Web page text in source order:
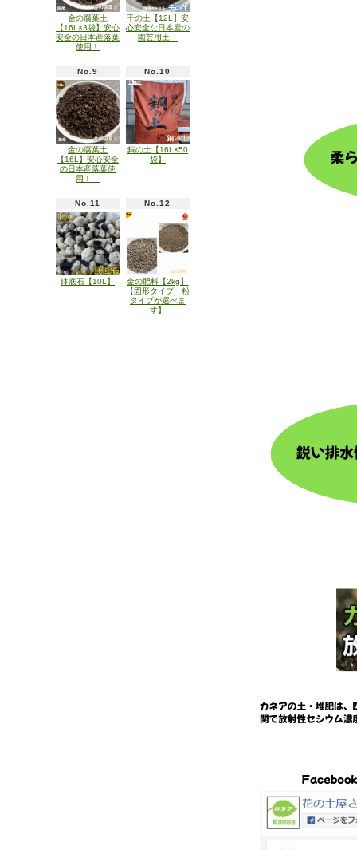
金の腐葉土
【16L×3袋】安心
安全の日本産落葉
使用！
千の土【12L】安
心安全な日本産の
園芸用土
No.9
金の腐葉土
【16L】安心安全
の日本産落葉使
用！
No.10
銅の土【16L×50
袋】
No.11
鉢底石【10L】
No.12
金の肥料【2kg】
【固形タイプ・粉
タイプが選べま
す】